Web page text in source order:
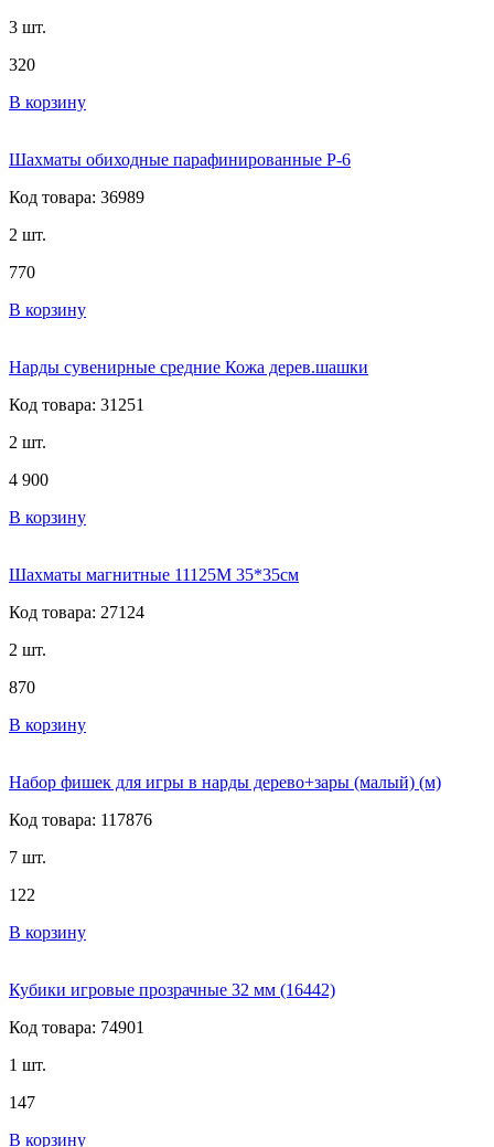
3 шт.
320
В корзину
Шахматы обиходные парафинированные P-6
Код товара: 36989
2 шт.
770
В корзину
Нарды сувенирные средние Кожа дерев.шашки
Код товара: 31251
2 шт.
4 900
В корзину
Шахматы магнитные 11125M 35*35см
Код товара: 27124
2 шт.
870
В корзину
Набор фишек для игры в нарды дерево+зары (малый) (м)
Код товара: 117876
7 шт.
122
В корзину
Кубики игровые прозрачные 32 мм (16442)
Код товара: 74901
1 шт.
147
В корзину